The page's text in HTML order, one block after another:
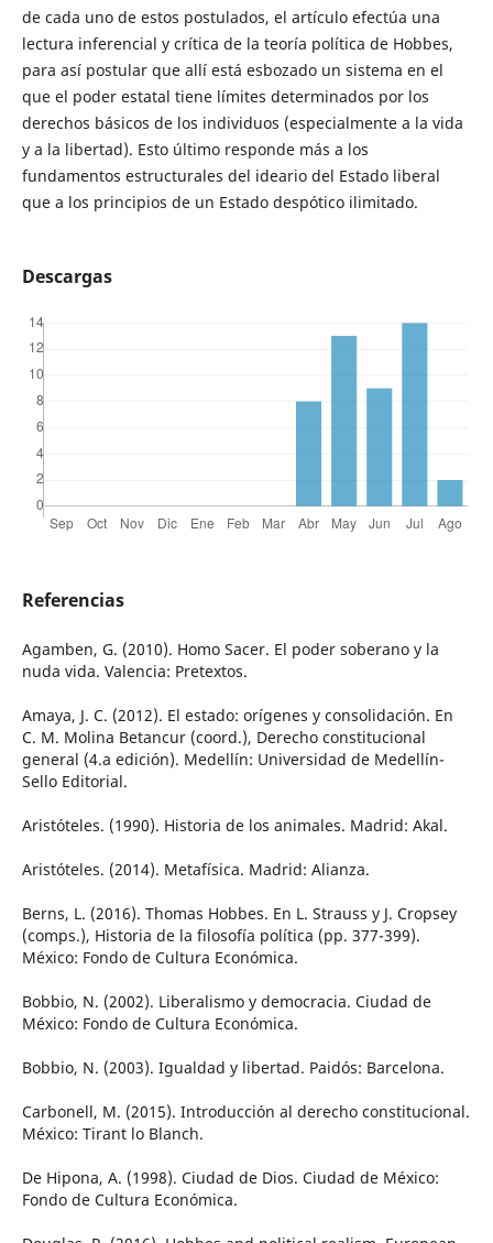
de cada uno de estos postulados, el artículo efectúa una
lectura inferencial y crítica de la teoría política de Hobbes,
para así postular que allí está esbozado un sistema en el
que el poder estatal tiene límites determinados por los
derechos básicos de los individuos (especialmente a la vida
y a la libertad). Esto último responde más a los
fundamentos estructurales del ideario del Estado liberal
que a los principios de un Estado despótico ilimitado.
Descargas
Referencias
Agamben, G. (2010). Homo Sacer. El poder soberano y la
nuda vida. Valencia: Pretextos.
Amaya, J. C. (2012). El estado: orígenes y consolidación. En
C. M. Molina Betancur (coord.), Derecho constitucional
general (4.a edición). Medellín: Universidad de Medellín-
Sello Editorial.
Aristóteles. (1990). Historia de los animales. Madrid: Akal.
Aristóteles. (2014). Metafísica. Madrid: Alianza.
Berns, L. (2016). Thomas Hobbes. En L. Strauss y J. Cropsey
(comps.), Historia de la filosofía política (pp. 377-399).
México: Fondo de Cultura Económica.
Bobbio, N. (2002). Liberalismo y democracia. Ciudad de
México: Fondo de Cultura Económica.
Bobbio, N. (2003). Igualdad y libertad. Paidós: Barcelona.
Carbonell, M. (2015). Introducción al derecho constitucional.
México: Tirant lo Blanch.
De Hipona, A. (1998). Ciudad de Dios. Ciudad de México:
Fondo de Cultura Económica.